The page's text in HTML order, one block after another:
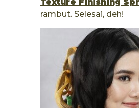
Texture Finishing
rambut.​ Selesai, deh!